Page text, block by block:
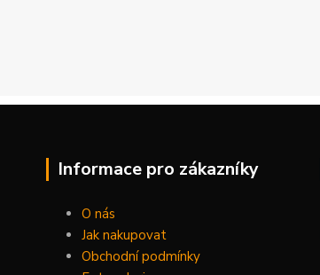
Informace pro zákazníky
O nás
Jak nakupovat
Obchodní podmínky